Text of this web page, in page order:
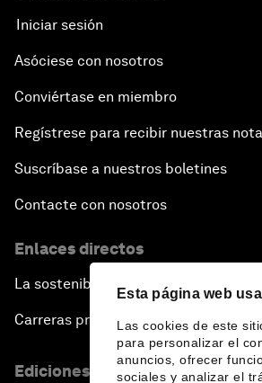
Esta página web
Las cookies de este
para personalizar el
anuncios, ofrecer
sociales y analizar el
Iniciar sesión
Asóciese con nosotros
Conviértase en miembro
Regístrese para recibir nuestras
Suscríbase a nuestros boletines
Contacte con nosotros
Enlaces directos
La sostenibilidad en el Foro
Carreras profesionales
Ediciones en otros idiomas